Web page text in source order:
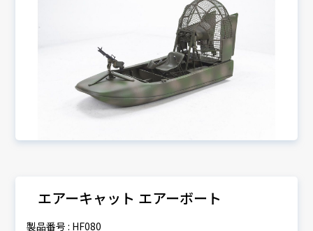
エアーキャット エアーボート
製品番号 : HF080